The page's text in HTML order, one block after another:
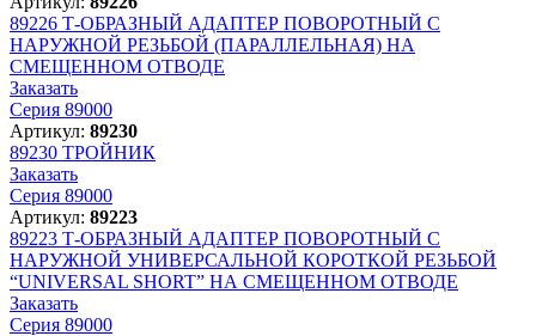
89226 Т-ОБРАЗНЫЙ АДАПТЕР ПОВОРОТНЫЙ С
НАРУЖНОЙ РЕЗЬБОЙ (ПАРАЛЛЕЛЬНАЯ) НА
СМЕЩЕННОМ ОТВОДЕ
Заказать
Серия 89000
Артикул: 89230
89230 ТРОЙНИК
Заказать
Серия 89000
Артикул: 89223
89223 Т-ОБРАЗНЫЙ АДАПТЕР ПОВОРОТНЫЙ С
НАРУЖНОЙ УНИВЕРСАЛЬНОЙ КОРОТКОЙ РЕЗЬБОЙ
“UNIVERSAL SHORT” НА СМЕЩЕННОМ ОТВОДЕ
Заказать
Серия 89000